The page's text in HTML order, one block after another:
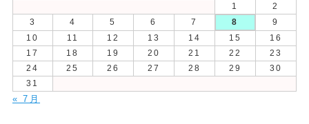
1
2
3
4 5 6 7 8
9
10
11 12 13 14 15
16
17
18 19 20 21 22
23
24
25 26 27 28 29
30
31
« 7月